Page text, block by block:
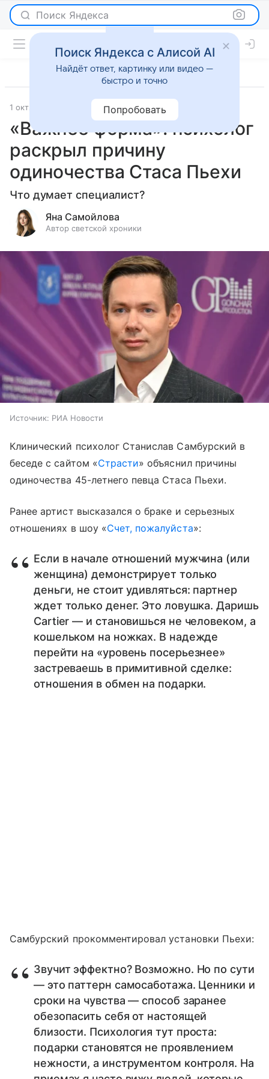
Поиск Яндекса
1 октября 2025 Леди Mail Светская жизнь
«Важнее форма»: психолог
раскрыл причину
одиночества Стаса Пьехи
Что думает специалист?
Яна Самойлова
Автор светской хроники
Источник: РИА Новости
Клинический психолог Станислав Самбурский в
беседе с сайтом «Страсти» объяснил причины
одиночества 45-летнего певца Стаса Пьехи.
Ранее артист высказался о браке и серьезных
отношениях в шоу «Счет, пожалуйста»:
Если в начале отношений мужчина (или
женщина) демонстрирует только
деньги, не стоит удивляться: партнер
ждет только денег. Это ловушка. Даришь
Cartier — и становишься не человеком, а
кошельком на ножках. В надежде
перейти на «уровень посерьезнее»
застреваешь в примитивной сделке:
отношения в обмен на подарки.
Самбурский прокомментировал установки Пьехи:
Звучит эффектно? Возможно. Но по сути
— это паттерн самосаботажа. Ценники и
сроки на чувства — способ заранее
обезопасить себя от настоящей
близости. Психология тут проста:
подарки становятся не проявлением
нежности, а инструментом контроля. На
Поиск Яндекса с Алисой AI
Найдёт ответ, картинку или видео —
быстро и точно
Попробовать